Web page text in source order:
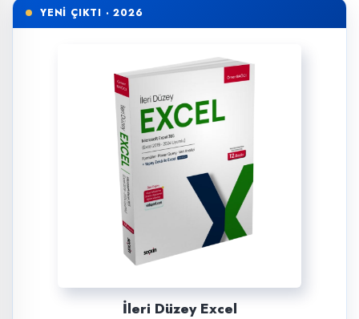
YENİ ÇIKTI · 2026
İleri Düzey Excel